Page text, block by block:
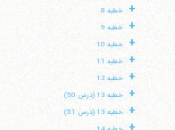
+ خطبه 8
+ خطبه 9
+ خطبه 10
+ خطبه 11
+ خطبه 12
+ خطبه 13 (درس 50)
+ خطبه 13 (درس 51)